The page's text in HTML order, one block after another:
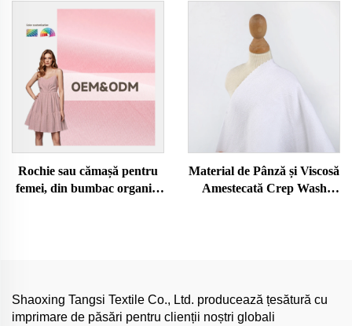
Bărbat de Calitate pentru
Rochie sau cămașă pentru
femei, din bumbac organic,
Material de Pânză și Viscosă
Amestecată Crep Wash
Shaoxing Tangsi Textile Co., Ltd. producează țesătură cu
imprimare de păsări pentru clienții noștri globali